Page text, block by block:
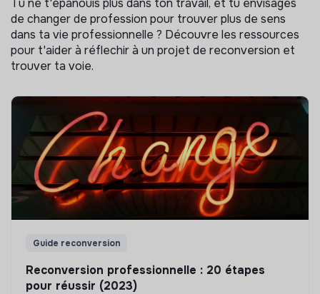
Tu ne t'épanouis plus dans ton travail, et tu envisages
de changer de profession pour trouver plus de sens
dans ta vie professionnelle ? Découvre les ressources
pour t'aider à réflechir à un projet de reconversion et
trouver ta voie.
Guide reconversion
Reconversion professionnelle : 20 étapes
pour réussir (2023)